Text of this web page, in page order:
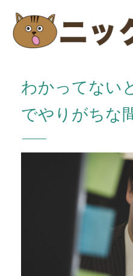
わかってない
でやりがちな